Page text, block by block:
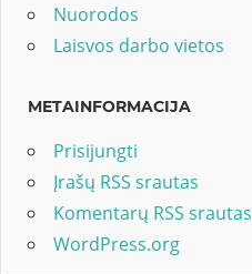
Nuorodos
Laisvos darbo vietos
METAINFORMACIJA
Prisijungti
Įrašų RSS srautas
Komentarų RSS srautas
WordPress.org